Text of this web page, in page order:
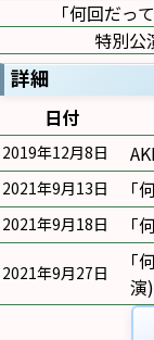
｢何回だっ
特別公
詳細
日付
2019年12月8日
2021年9月13日 ｢
2021年9月18日 ｢
2021年9月27日
｢
演)